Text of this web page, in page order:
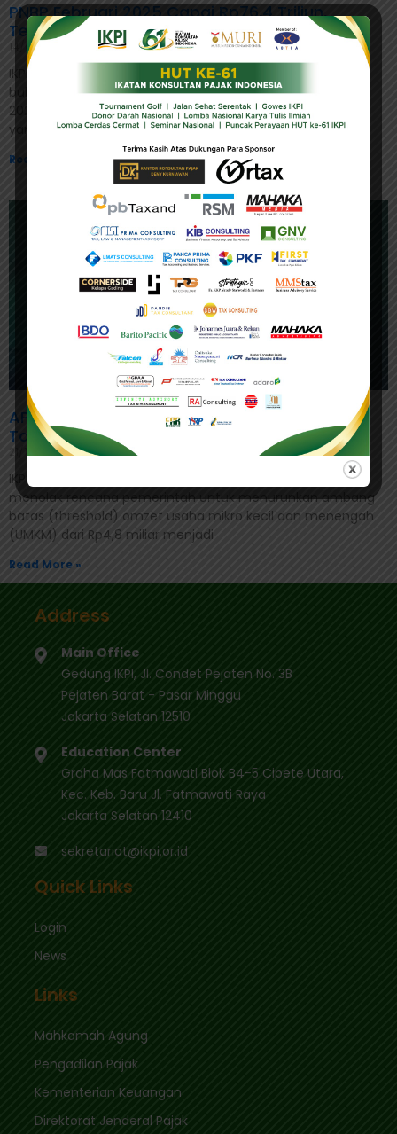
PNBP Februari 2025 Capai Rp76,4 Triliun,
Terkontraksi 4,5 Persen
14/03/2025
IKPI, Jakarta: Pemerintah mencatat penerimaan negara
bukan pajak (PNBP) sebesar Rp76,4 triliun hingga Februari
2025. Jumlah tersebut setara 14,9 persen dari target APBN
yang ditetapkan
Read More »
APINDO Tolak Threshold Omzet UMKM untuk
Tarif PPh Final 0,5 Persen
21/12/2024
IKPI, Jakarta: Asosiasi Pengusaha Indonesia (APINDO)
menolak rencana pemerintah untuk menurunkan ambang
batas (threshold) omzet usaha mikro kecil dan menengah
(UMKM) dari Rp4,8 miliar menjadi
Read More »
Address
Main Office
Gedung IKPI, Jl. Condet Pejaten No. 3B
Pejaten Barat - Pasar Minggu
Jakarta Selatan 12510
Education Center
Graha Mas Fatmawati Blok B4-5 Cipete Utara,
Kec. Keb. Baru Jl. Fatmawati Raya
Jakarta Selatan 12410
sekretariat@ikpi.or.id
Quick Links
Login
News
Links
Mahkamah Agung
Pengadilan Pajak
Kementerian Keuangan
Direktorat Jenderal Pajak